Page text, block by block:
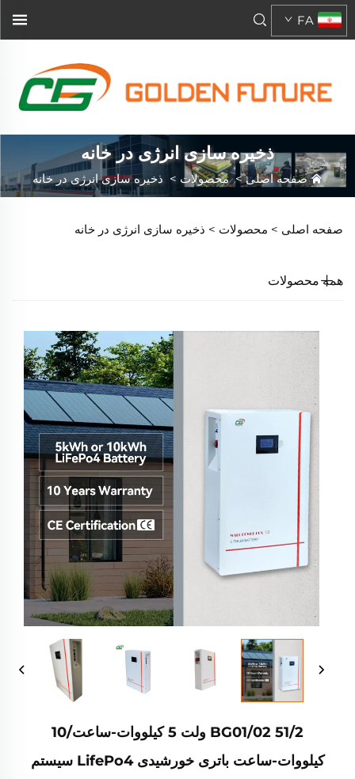
FA
ذخیره سازی انرژی در خانه
صفحه اصلی>محصولات > ذخیره سازی انرژی در خانه
صفحه اصلی > محصولات > ذخیره سازی انرژی در خانه
همه محصولات
BG01/02 51/2 ولت 5 کیلووات-ساعت/10
کیلووات-ساعت باتری خورشیدی LifePo4 سیستم